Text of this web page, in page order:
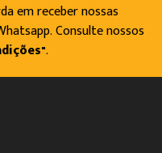
em receber nossas
Consulte nossos
.